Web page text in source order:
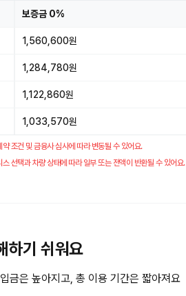
보증금 0%
1,560,600원
1,284,780원
1,122,860원
1,033,570원
조건 및 금융사 심사에 따라 변동될 수 있어요.
스 선택과 차량 상태에 따라 일부 또는 전액이 반환될 수 있어요.
하기 쉬워요
금은 높아지고, 총 이용 기간은 짧아져요